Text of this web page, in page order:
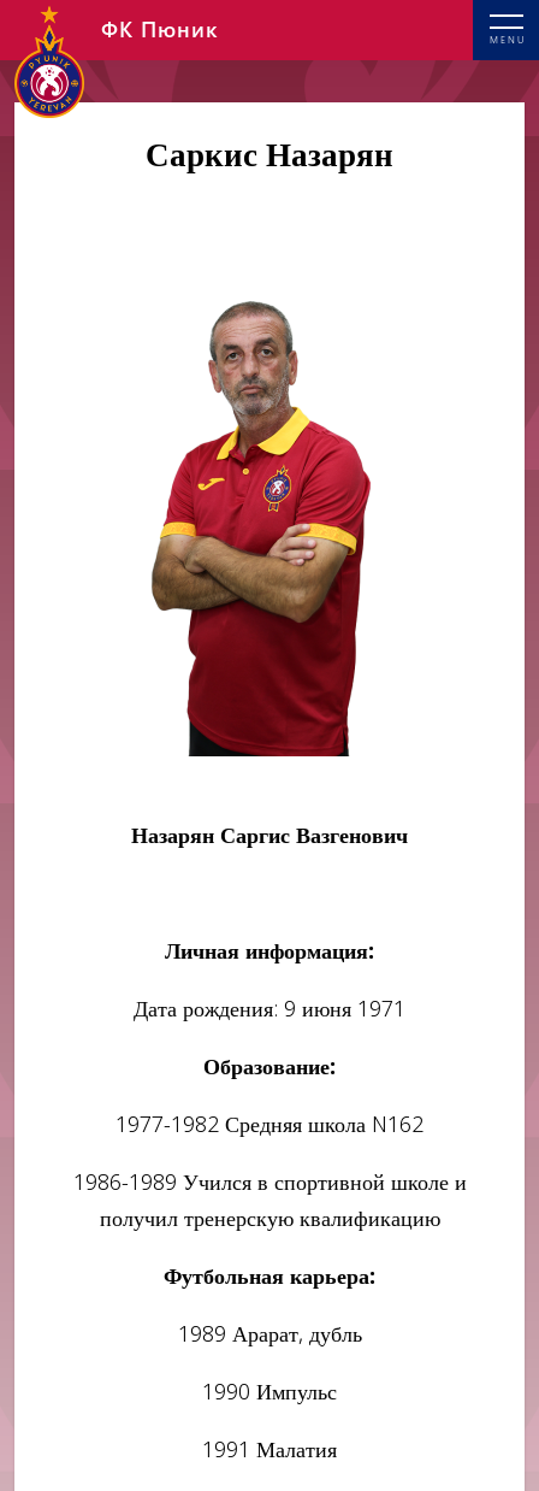
MENU
ФК Пюник
Саркис Назарян
Назарян Саргис Вазгенович
Личная информация:
Дата рождения: 9 июня 1971
Образование:
1977-1982 Средняя школа N162
1986-1989 Учился в спортивной школе и
получил тренерскую квалификацию
Футбольная карьера:
1989 Арарат, дубль
1990 Импульс
1991 Малатия